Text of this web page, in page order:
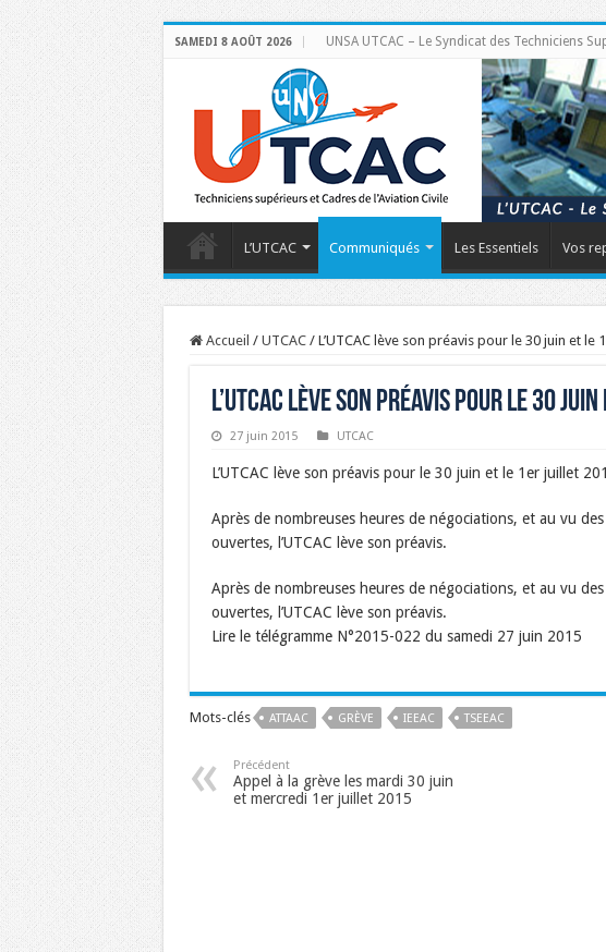
SAMEDI 8 AOÛT 2026 UNSA UTCAC – Le Syndicat des Techniciens
L’UTCAC Communiqués Les Essentiels Vos
Accueil / UTCAC / L’UTCAC lève son préavis pour le 30 juin et le
L’UTCAC lève son préavis pour le 30
27 juin 2015 UTCAC
L’UTCAC lève son préavis pour le 30 juin et le 1er juillet
Après de nombreuses heures de négociations, et au vu
ouvertes, l’UTCAC lève son préavis.
Après de nombreuses heures de négociations, et au vu
ouvertes, l’UTCAC lève son préavis.
Lire le télégramme N°2015-022 du samedi 27 juin 2015
Mots-clés ATTAAC GRÈVE IEEAC TSEEAC
Précédent
Appel à la grève les mardi 30 juin
et mercredi 1er juillet 2015